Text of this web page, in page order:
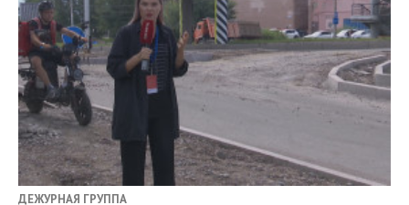
ДЕЖУРНАЯ ГРУППА